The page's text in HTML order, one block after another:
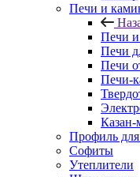
Печи и
Печи
Печи
Печи
Печи-
Казан-
Профиль для
Софиты
Утеплители